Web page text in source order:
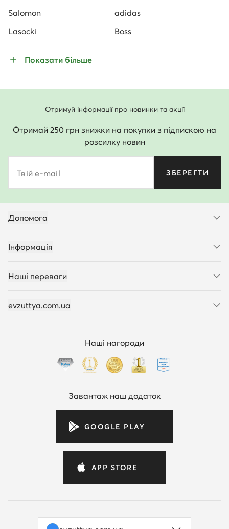
Salomon
adidas
Lasocki
Boss
Показати більше
Отримуй інформації про новинки та акції
Отримай 250 грн знижки на покупки з підпискою на
розсилку новин
Твій e-mail ЗБЕРЕГТИ
Допомога
Інформація
Наші переваги
evzuttya.com.ua
Наші нагороди
Завантаж наш додаток
GOOGLE PLAY
APP STORE